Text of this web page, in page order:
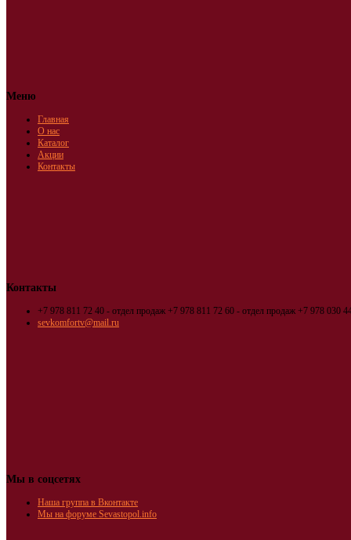
Меню
Главная
О нас
Каталог
Акции
Контакты
Контакты
+7 978 811 72 40 - отдел продаж +7 978 811 72 60 - отдел продаж +7 978 030
sevkomfortv@mail.ru
Мы в соцсетях
Наша группа в Вконтакте
Мы на форуме Sevastopol.info